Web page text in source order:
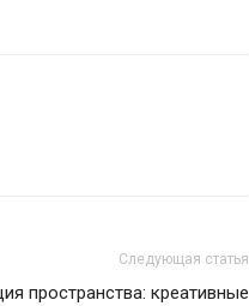
Следующая статья
пространства: креативные